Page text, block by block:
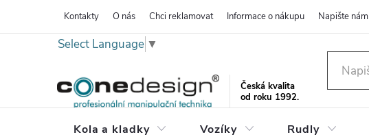
na
Kontakty O nás Chci reklamovat Informace o nákupu Napište nám
Select Language ▼
Česká kvalita
od roku 1992.
Kola a kladky Vozíky Rudly